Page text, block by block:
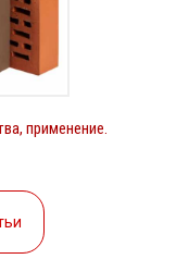
применение.